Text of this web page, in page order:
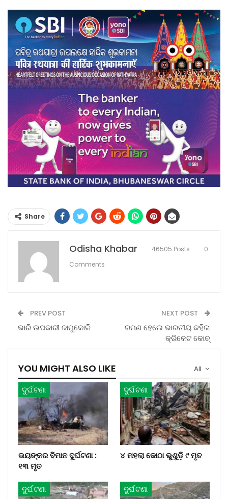
Share
Odisha Khabar 46505 Posts
0
Comments
PREV POST
ଭାରି ଉପକାରୀ ଜାମୁକୋଳି
NEXT POST
ରମଣ ହେଲେ ଭାରତୀୟ କହିଳା
କ୍ରିକେଟ କୋଚ୍‌
All
YOU MIGHT ALSO LIKE
ଦୁର୍ଘଟଣା
ଭୟଙ୍କର ବିମାନ ଦୁର୍ଘଟଣା :
୧୩ ମୃତ
ଦୁର୍ଘଟଣା
୪ ମହଲା କୋଠା ଭୁଶୁଡ଼ି ୯ ମୃତ
ଦୁର୍ଘଟଣା ଦୁର୍ଘଟଣା